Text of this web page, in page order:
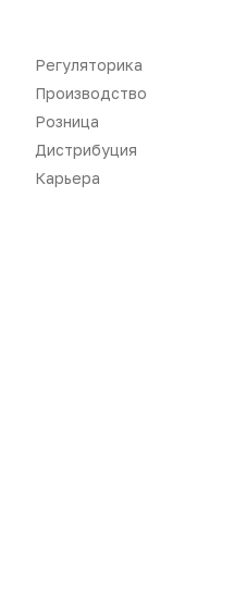
Новости
Производство
Регуляторика
Производство
Розница
Дистрибуция
Карьера